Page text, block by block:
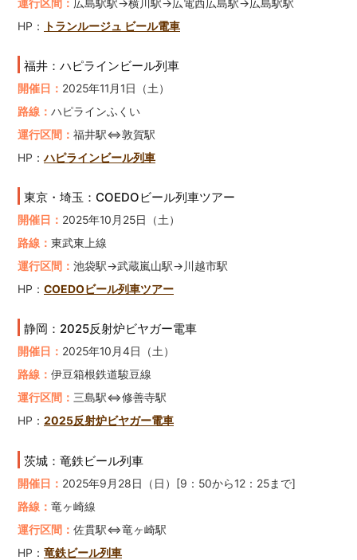
運行区間： 広島駅駅→横川駅→広電西広島駅→広島駅駅
HP：
トランルージュ ビール電車
福井：ハピラインビール列車
開催日： 2025年11月1日（土）
路線： ハピラインふくい
運行区間： 福井駅⇔敦賀駅
HP：ハピラインビール列車
東京・埼玉：COEDOビール列車ツアー
開催日： 2025年10月25日（土）
路線： 東武東上線
運行区間： 池袋駅→武蔵嵐山駅→川越市駅
HP： COEDOビール列車ツアー
静岡：2025反射炉ビヤガー電車
開催日： 2025年10月4日（土）
路線： 伊豆箱根鉄道駿豆線
運行区間： 三島駅⇔修善寺駅
HP： 2025反射炉ビヤガー電車
茨城：竜鉄ビール列車
開催日： 2025年9月28日（日）[9：50から12：25まで]
路線： 竜ヶ崎線
運行区間： 佐貫駅⇔竜ヶ崎駅
HP： 竜鉄ビール列車